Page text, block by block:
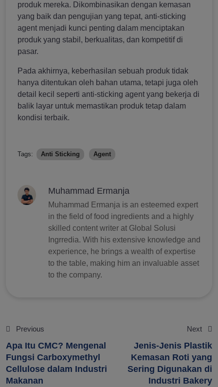
produk mereka. Dikombinasikan dengan kemasan
yang baik dan pengujian yang tepat, anti-sticking
agent menjadi kunci penting dalam menciptakan
produk yang stabil, berkualitas, dan kompetitif di
pasar.
Pada akhirnya, keberhasilan sebuah produk tidak
hanya ditentukan oleh bahan utama, tetapi juga oleh
detail kecil seperti anti-sticking agent yang bekerja di
balik layar untuk memastikan produk tetap dalam
kondisi terbaik.
Tags: Anti Sticking Agent
Muhammad Ermanja
Muhammad Ermanja is an esteemed expert
in the field of food ingredients and a highly
skilled content writer at Global Solusi
Ingrredia. With his extensive knowledge and
experience, he brings a wealth of expertise
to the table, making him an invaluable asset
to the company.
Previous
Apa Itu CMC? Mengenal
Fungsi Carboxymethyl
Cellulose dalam Industri
Makanan
Next
Jenis-Jenis Plastik
Kemasan Roti yang
Sering Digunakan di
Industri Bakery